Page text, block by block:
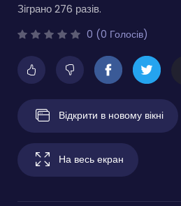
Зіграно 276 разів.
0 (0 Голосів)
Відкрити в новому вікні
На весь екран